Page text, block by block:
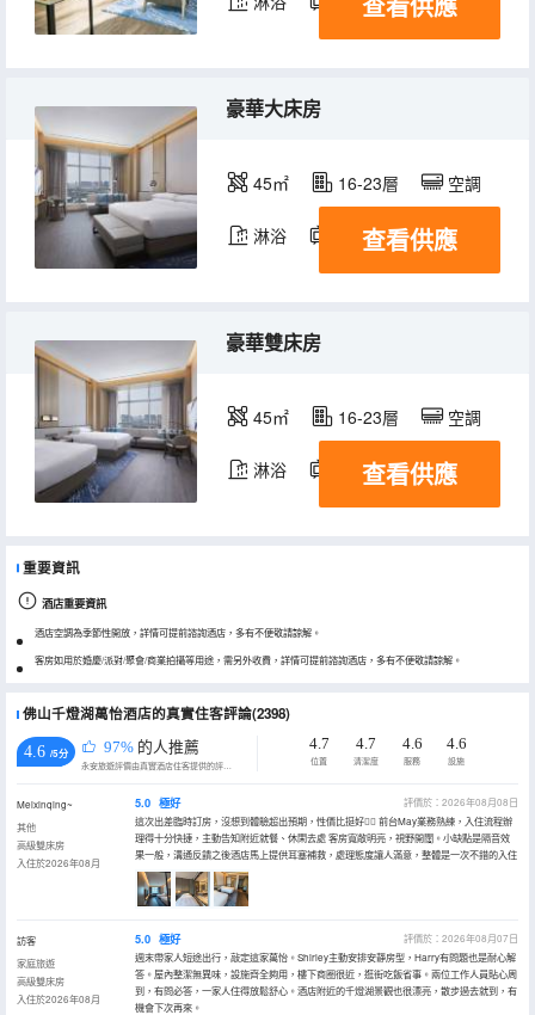
豪華大床房
45㎡ 16-23層 空調
淋浴 電視機
查看供應
豪華雙床房
45㎡ 16-23層 空調
淋浴 電視機
查看供應
重要資訊
酒店重要資訊
酒店空調為季節性開放，詳情可提前諮詢酒店，多有不便敬請諒解。
客房如用於婚慶/派對/聚會/商業拍攝等用途，需另外收費，詳情可提前諮詢酒店，多有不便敬請諒解。
佛山千燈湖萬怡酒店的真實住客評論(2398)
4.6 /5分 97% 的人推薦
永安旅遊評價由真實酒店住客提供的評價。
4.7
位置
4.7
清潔度
4.6
服務
4.6
設施
Meixinqing~
其他
高級雙床房
入住於2026年08月
5.0 極好
評價於：2026年08月08日
這次出差臨時訂房，沒想到體驗超出預期，性價比挺好👍🏻 前台May業務熟練，入住流程辦
理得十分快捷，主動告知附近就餐、休閑去處 客房寬敞明亮，視野開闊。小缺點是隔音效
果一般，溝通反饋之後酒店馬上提供耳塞補救，處理態度讓人滿意，整體是一次不錯的入住
訪客
家庭旅遊
高級雙床房
入住於2026年08月
5.0 極好
評價於：2026年08月07日
週末帶家人短途出行，敲定這家萬怡。Shirley主動安排安靜房型，Harry有問題也是耐心解
答。屋內整潔無異味，設施齊全夠用，樓下商圈很近，逛街吃飯省事。兩位工作人員貼心周
到，有問必答，一家人住得放鬆舒心。酒店附近的千燈湖景觀也很漂亮，散步過去就到，有
機會下次再來。